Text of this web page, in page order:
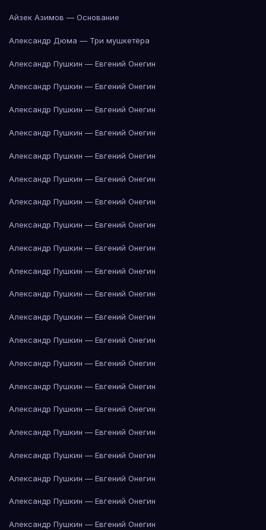
Айзек Азимов — Основание
Александр Дюма — Три мушкетёра
Александр Пушкин — Евгений Онегин
Александр Пушкин — Евгений Онегин
Александр Пушкин — Евгений Онегин
Александр Пушкин — Евгений Онегин
Александр Пушкин — Евгений Онегин
Александр Пушкин — Евгений Онегин
Александр Пушкин — Евгений Онегин
Александр Пушкин — Евгений Онегин
Александр Пушкин — Евгений Онегин
Александр Пушкин — Евгений Онегин
Александр Пушкин — Евгений Онегин
Александр Пушкин — Евгений Онегин
Александр Пушкин — Евгений Онегин
Александр Пушкин — Евгений Онегин
Александр Пушкин — Евгений Онегин
Александр Пушкин — Евгений Онегин
Александр Пушкин — Евгений Онегин
Александр Пушкин — Евгений Онегин
Александр Пушкин — Евгений Онегин
Александр Пушкин — Евгений Онегин
Александр Пушкин — Евгений Онегин